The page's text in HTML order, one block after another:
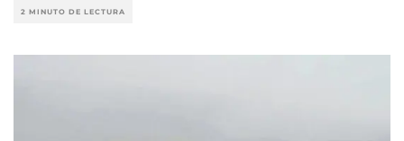
2 MINUTO DE LECTURA